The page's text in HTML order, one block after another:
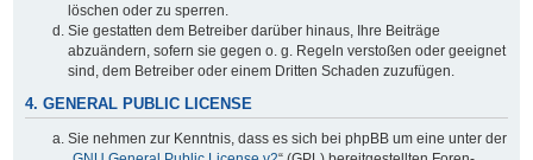
löschen oder zu sperren.
Sie gestatten dem Betreiber darüber hinaus, Ihre Beiträge
abzuändern, sofern sie gegen o. g. Regeln verstoßen oder geeignet
sind, dem Betreiber oder einem Dritten Schaden zuzufügen.
4. GENERAL PUBLIC LICENSE
Sie nehmen zur Kenntnis, dass es sich bei phpBB um eine unter der